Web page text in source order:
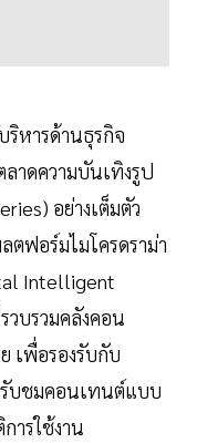
หารด้านธุรกิจ
ลาดความบันเทิงรูป
อย่างเต็มตัว
ตฟอร์มไมโครดราม่า
Intelligent
วบรวมคลังคอน
เพื่อรองรับกับ
บชมคอนเทนต์แบบ
ารใช้งาน